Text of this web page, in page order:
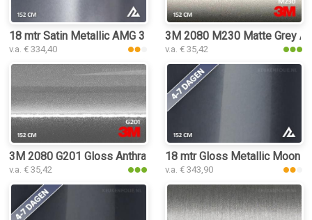
18 mtr Satin Metallic AMG 3111 keukenfolie
v.a. € 334,40
3M 2080 M230 Matte Grey
v.a. € 35,42
3M 2080 G201 Gloss Anthracite keukenfolie
v.a. € 35,42
18 mtr Gloss Metallic
v.a. € 343,90